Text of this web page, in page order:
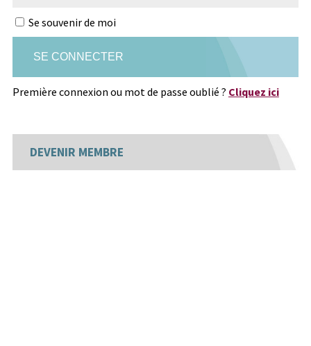
Se souvenir de moi
Première connexion ou mot de passe oublié ? Cliquez ici
DEVENIR MEMBRE